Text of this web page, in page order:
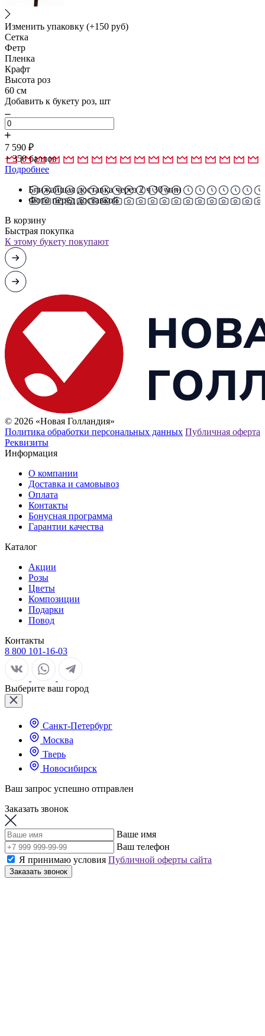
Изменить упаковку (+150 руб)
Сетка
Фетр
Пленка
Крафт
Высота роз
60 см
Добавить к букету роз, шт
7 590 ₽
+350баллов
Подробнее
Ближайшая доставка через 2 ч 30 мин
Фото перед доставкой
В корзину
Быстрая покупка
К этому букету покупают
© 2026 «Новая Голландия»
Политика обработки персональных данных Публичная оферта
Реквизиты
Информация
О компании
Доставка и самовывоз
Оплата
Контакты
Бонусная программа
Гарантии качества
Каталог
Акции
Розы
Цветы
Композиции
Подарки
Повод
Контакты
8 800 101-16-03
Выберите ваш город
Санкт-Петербург
Москва
Тверь
Новосибирск
Ваш запрос успешно отправлен
Заказать звонок
Ваше имя
Ваш телефон
Я принимаю условия Публичной оферты сайта
Заказать звонок